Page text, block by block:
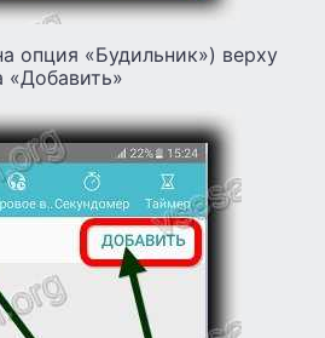
опция «Будильник») верху